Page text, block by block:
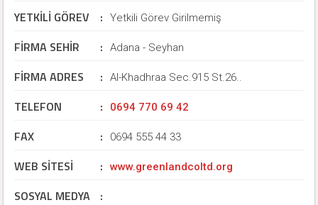
YETKİLİ GÖREV : Yetkili Görev Girilmemiş
FİRMA SEHİR : Adana - Seyhan
FİRMA ADRES : Al-Khadhraa Sec.915 St.26..
TELEFON : 0694 770 69 42
FAX : 0694 555 44 33
WEB SİTESİ : www.greenlandcoltd.org
SOSYAL MEDYA :